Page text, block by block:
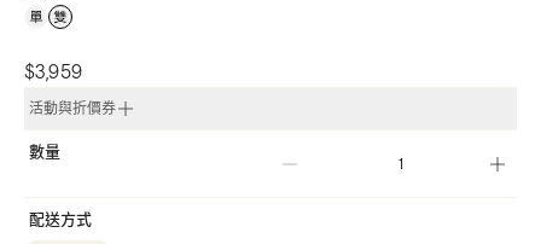
$3,959
活動與折價券
數量
配送方式